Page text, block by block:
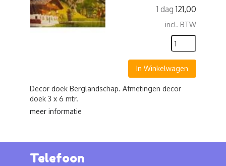
1 dag 121,00
incl. BTW
In Winkelwagen
Decor doek Berglandschap. Afmetingen decor
doek 3 x 6 mtr.
meer informatie
Telefoon